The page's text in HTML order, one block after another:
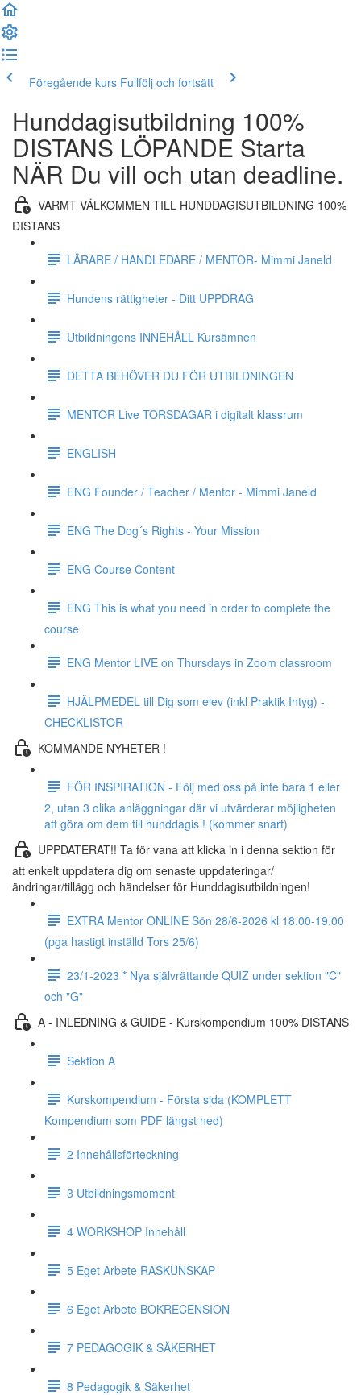
Föregående kurs Fullfölj och fortsätt
Hunddagisutbildning 100%
DISTANS LÖPANDE Starta
NÄR Du vill och utan deadline.
VARMT VÄLKOMMEN TILL HUNDDAGISUTBILDNING 100%
DISTANS
LÄRARE / HANDLEDARE / MENTOR- Mimmi Janeld
Hundens rättigheter - Ditt UPPDRAG
Utbildningens INNEHÅLL Kursämnen
DETTA BEHÖVER DU FÖR UTBILDNINGEN
MENTOR Live TORSDAGAR i digitalt klassrum
ENGLISH
ENG Founder / Teacher / Mentor - Mimmi Janeld
ENG The Dog´s Rights - Your Mission
ENG Course Content
ENG This is what you need in order to complete the
course
ENG Mentor LIVE on Thursdays in Zoom classroom
HJÄLPMEDEL till Dig som elev (inkl Praktik Intyg) -
CHECKLISTOR
KOMMANDE NYHETER !
FÖR INSPIRATION - Följ med oss ​​på inte bara 1 eller
2, utan 3 olika anläggningar där vi utvärderar möjligheten
att göra om dem till hunddagis ! (kommer snart)
UPPDATERAT!! Ta för vana att klicka in i denna sektion för
att enkelt uppdatera dig om senaste uppdateringar/
ändringar/tillägg och händelser för Hunddagisutbildningen!
EXTRA Mentor ONLINE Sön 28/6-2026 kl 18.00-19.00
(pga hastigt inställd Tors 25/6)
23/1-2023 * Nya självrättande QUIZ under sektion "C"
och "G"
A - INLEDNING & GUIDE - Kurskompendium 100% DISTANS
Sektion A
Kurskompendium - Första sida (KOMPLETT
Kompendium som PDF längst ned)
2 Innehållsförteckning
3 Utbildningsmoment
4 WORKSHOP Innehåll
5 Eget Arbete RASKUNSKAP
6 Eget Arbete BOKRECENSION
7 PEDAGOGIK & SÄKERHET
8 Pedagogik & Säkerhet